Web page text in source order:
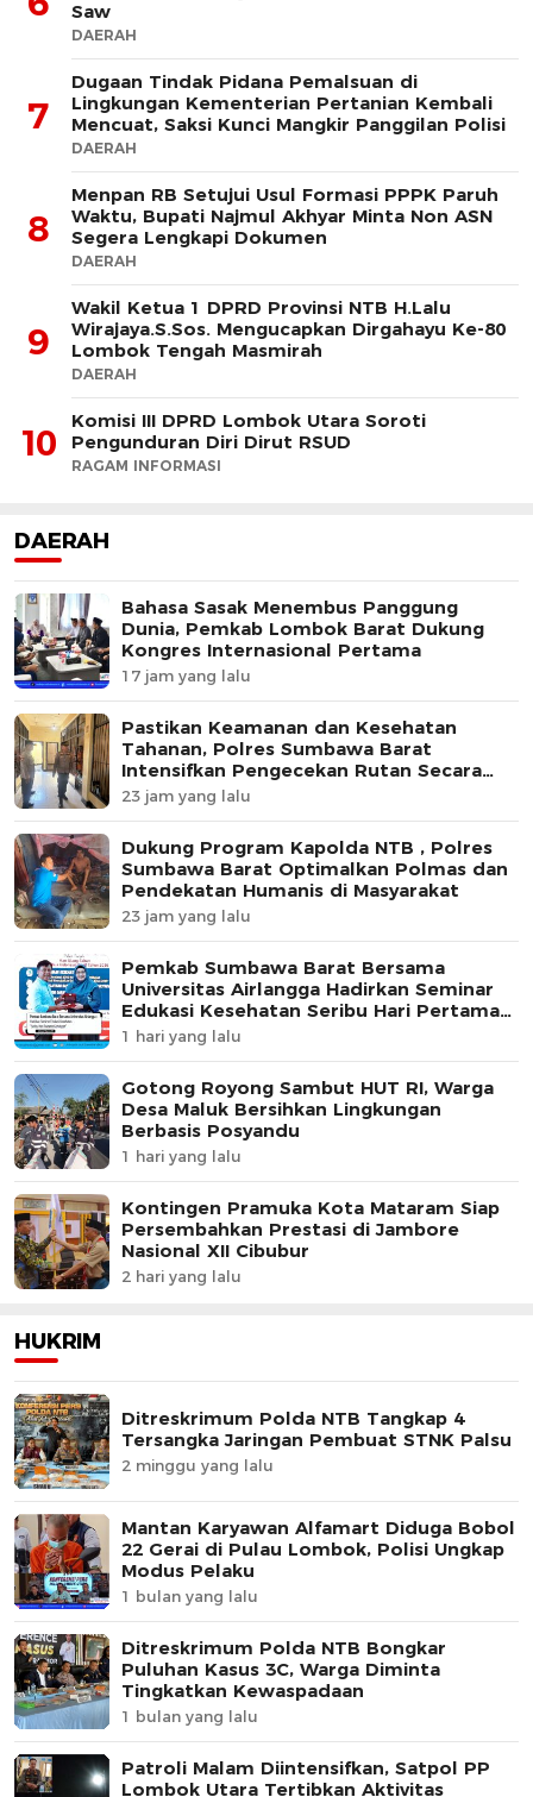
Saw
DAERAH
7
Dugaan Tindak Pidana Pemalsuan di
Lingkungan Kementerian Pertanian Kembali
Mencuat, Saksi Kunci Mangkir Panggilan Polisi
DAERAH
8
Menpan RB Setujui Usul Formasi PPPK Paruh
Waktu, Bupati Najmul Akhyar Minta Non ASN
Segera Lengkapi Dokumen
DAERAH
9
Wakil Ketua 1 DPRD Provinsi NTB H.Lalu
Wirajaya.S.Sos. Mengucapkan Dirgahayu Ke-80
Lombok Tengah Masmirah
DAERAH
10
Komisi III DPRD Lombok Utara Soroti
Pengunduran Diri Dirut RSUD
RAGAM INFORMASI
DAERAH
Bahasa Sasak Menembus Panggung
Dunia, Pemkab Lombok Barat Dukung
Kongres Internasional Pertama
17 jam yang lalu
Pastikan Keamanan dan Kesehatan
Tahanan, Polres Sumbawa Barat
Intensifkan Pengecekan Rutan Secara
Berkala
23 jam yang lalu
Dukung Program Kapolda NTB , Polres
Sumbawa Barat Optimalkan Polmas dan
Pendekatan Humanis di Masyarakat
23 jam yang lalu
Pemkab Sumbawa Barat Bersama
Universitas Airlangga Hadirkan Seminar
Edukasi Kesehatan Seribu Hari Pertama
Kehidupan
1 hari yang lalu
Gotong Royong Sambut HUT RI, Warga
Desa Maluk Bersihkan Lingkungan
Berbasis Posyandu
1 hari yang lalu
Kontingen Pramuka Kota Mataram Siap
Persembahkan Prestasi di Jambore
Nasional XII Cibubur
2 hari yang lalu
HUKRIM
Ditreskrimum Polda NTB Tangkap 4
Tersangka Jaringan Pembuat STNK Palsu
2 minggu yang lalu
Mantan Karyawan Alfamart Diduga Bobol
22 Gerai di Pulau Lombok, Polisi Ungkap
Modus Pelaku
1 bulan yang lalu
Ditreskrimum Polda NTB Bongkar
Puluhan Kasus 3C, Warga Diminta
Tingkatkan Kewaspadaan
1 bulan yang lalu
Patroli Malam Diintensifkan, Satpol PP
Lombok Utara Tertibkan Aktivitas